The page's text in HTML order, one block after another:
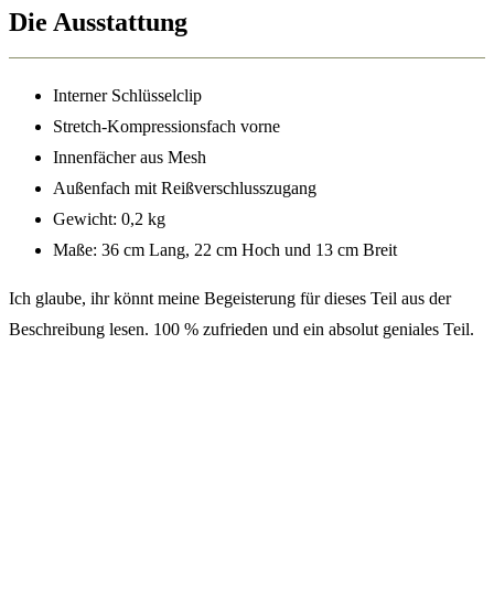
Die Ausstattung
Interner Schlüsselclip
Stretch-Kompressionsfach vorne
Innenfächer aus Mesh
Außenfach mit Reißverschlusszugang
Gewicht: 0,2 kg
Maße: 36 cm Lang, 22 cm Hoch und 13 cm Breit
Ich glaube, ihr könnt meine Begeisterung für dieses Teil aus der
Beschreibung lesen. 100 % zufrieden und ein absolut geniales Teil.